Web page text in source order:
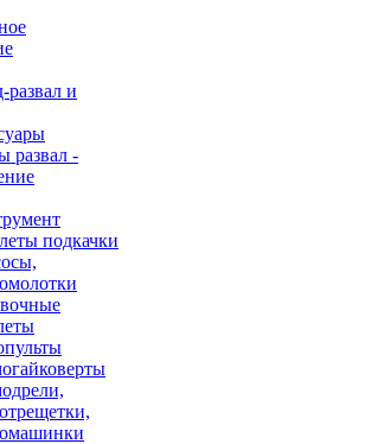
развал и
развал -
подкачки